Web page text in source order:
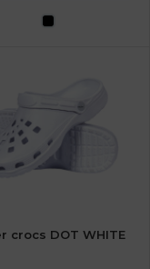
crocs DOT WHITE